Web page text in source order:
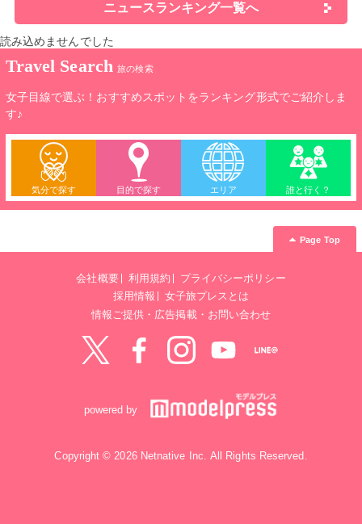
ニュースランキング一覧へ
読み込めませんでした
Travel Search 旅の検索
女子目線で選ぶ！おすすめスポットをランキング形式でご紹介しま
す♪
気分で探す 目的で探す エリア 誰と行く？
Page Top
会社概要 利用規約
プライバシーポリシー
採用情報
女子旅プレスとは
情報ご提供・広告掲載・お問い合わせ
powered by
Copyright © 2026 Netnative Inc. All Rights Reserved.